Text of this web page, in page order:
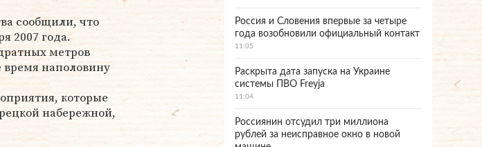
сообщили, что
2007 года.
метров
время наполовину
которые
набережной,
Россия и Словения впервые за четыре
года возобновили официальный контакт
11:05
Раскрыта дата запуска на Украине
системы ПВО Freyja
11:04
Россиянин отсудил три миллиона
рублей за неисправное окно в новой